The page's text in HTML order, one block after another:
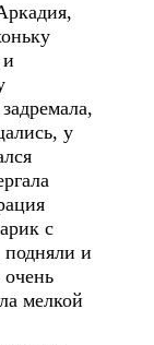
у
с
и
мелкой